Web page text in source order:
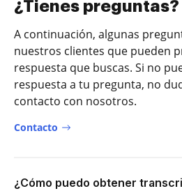
¿Tienes preguntas?
A continuación, algunas
nuestros clientes que pueden
respuesta que buscas. Si no
respuesta a tu pregunta, no
contacto con nosotros.
Contacto
¿Cómo puedo obtener